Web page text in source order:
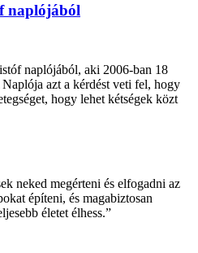
naplójából
naplójából, aki 2006-ban 18
azt a kérdést veti fel, hogy
hogy lehet kétségek közt
neked megérteni és elfogadni az
építeni, és magabiztosan
életet élhess.”